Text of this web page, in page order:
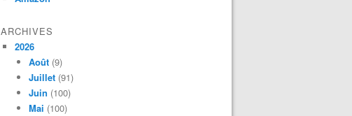
ARCHIVES
2026
Août (9)
Juillet (91)
Juin (100)
Mai (100)